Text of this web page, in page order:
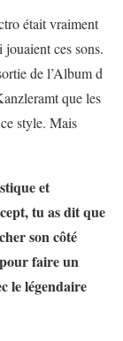
était vraiment
ces sons.
de l’Album d
que les
style. Mais
et
tu as dit que
son côté
faire un
le légendaire